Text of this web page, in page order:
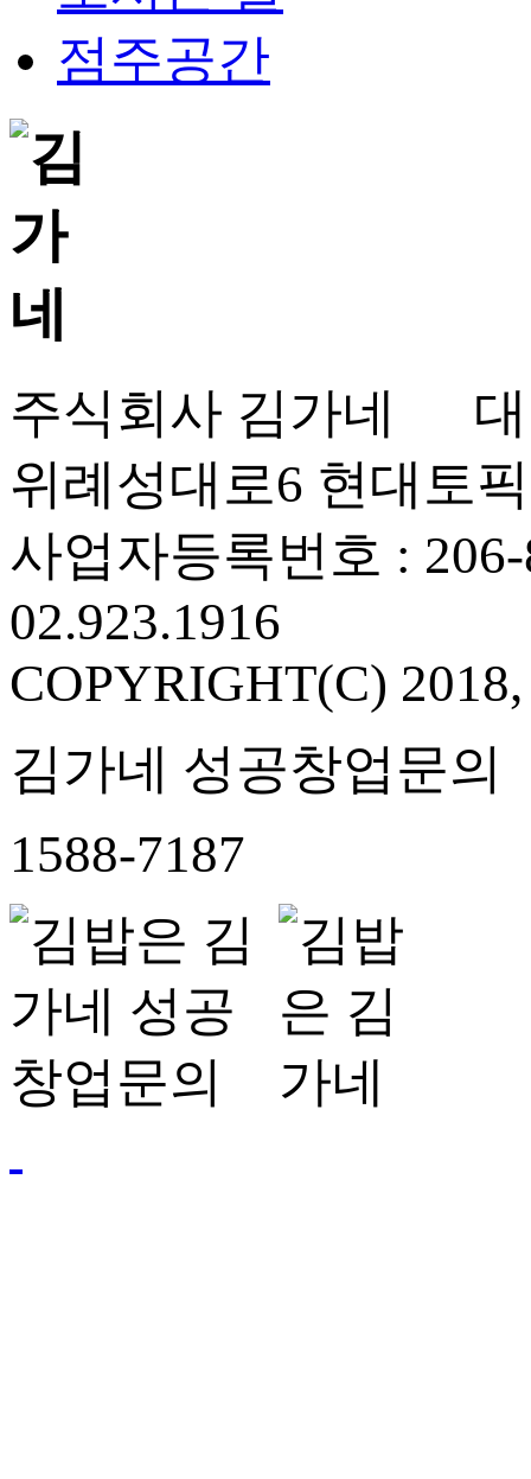
점주공간
주식회사 김가네
위례성대로6 현대토
사업자등록번호 :
02.923.1916
COPYRIGHT(C)
김가네 성공창업문의
1588-7187